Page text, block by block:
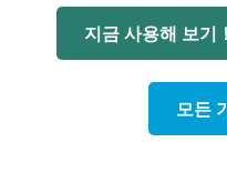
지금 사용해 보기！
모든